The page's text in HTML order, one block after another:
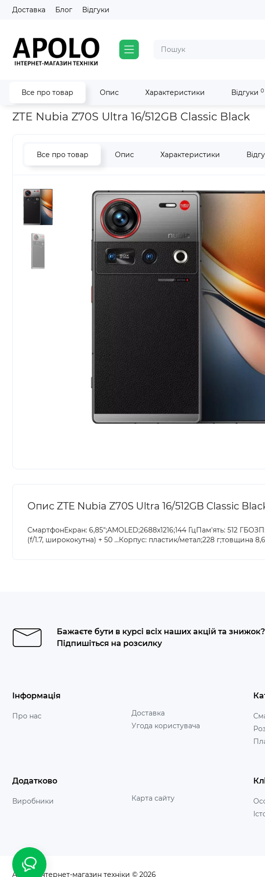
Доставка Блог Відгуки
Все про товар Опис Характеристики Відгуки 0
Головна ZTE - смартфони ZTE Nubia Z70S Ultra 16/512GB Classic Black
ZTE Nubia Z70S Ultra 16/512GB Classic Black
Все про товар Опис Характеристики
Опис ZTE Nubia Z70S Ultra 16/512GB Classic
СмартфонЕкран: 6,85";AMOLED;2688x1216;144 ГцПам'ять: 512
(f/1.7, ширококутна) + 50 ...Корпус: пластик/метал;228 г;товщина
Бажаєте бути в курсі всіх наших акцій та знижок?
Підпишіться на розсилку
Інформація
Про нас
Доставка
Угода користувача
Додатково
Виробники Карта сайту
Apolo - інтернет-магазин техніки © 2026